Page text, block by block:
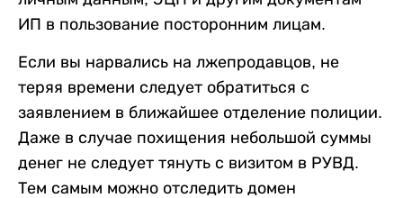
ИП в пользование посторонним лицам.
Если вы нарвались на лжепродавцов, не
теряя времени следует обратиться с
заявлением в ближайшее отделение полиции.
Даже в случае похищения небольшой суммы
денег не следует тянуть с визитом в РУВД.
Тем самым можно отследить домен